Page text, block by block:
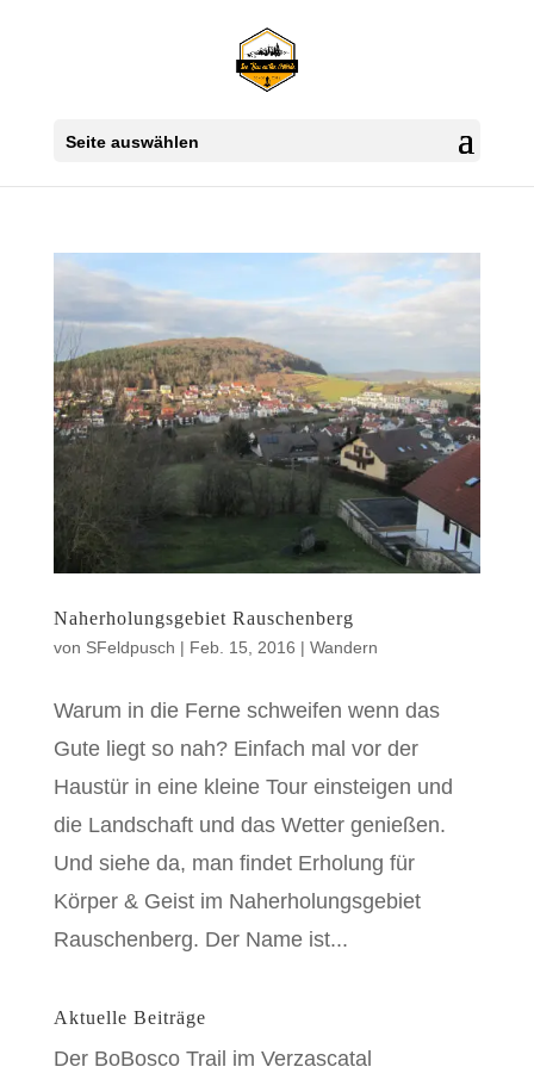
Seite auswählen
Naherholungsgebiet Rauschenberg
von SFeldpusch | Feb. 15, 2016 | Wandern
Warum in die Ferne schweifen wenn das
Gute liegt so nah? Einfach mal vor der
Haustür in eine kleine Tour einsteigen und
die Landschaft und das Wetter genießen.
Und siehe da, man findet Erholung für
Körper & Geist im Naherholungsgebiet
Rauschenberg. Der Name ist...
Aktuelle Beiträge
Der BoBosco Trail im Verzascatal